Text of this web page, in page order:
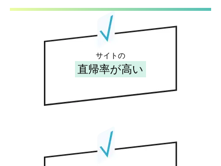
サイトの
直帰率が高い